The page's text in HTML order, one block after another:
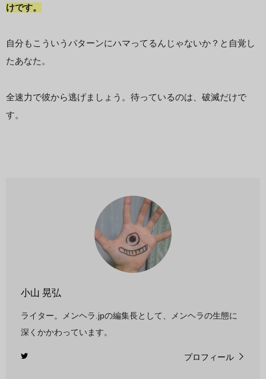
けです。
自分もこういうパターンにハマってるんじゃないか？と自覚し
たあなた。
全速力で彼から逃げましょう。待っているのは、破滅だけで
す。
小山 晃弘
ライター。メンヘラ.jpの編集長として、メンヘラの生態に
深くかかわっています。
プロフィール